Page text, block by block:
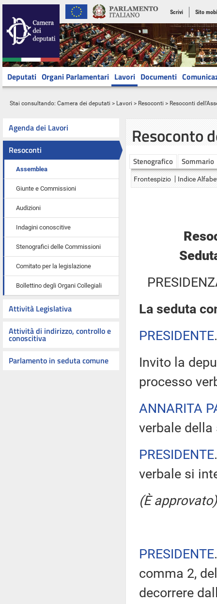
Scrivi Sito
Deputati Organi Parlamentari Lavori Documenti
Stai consultando: Camera dei deputati > Lavori > Resoconti > Resoconti
Agenda dei Lavori
Resoconti
Assemblea
Giunte e Commissioni
Audizioni
Indagini conoscitive
Stenografici delle Commissioni
Comitato per la legislazione
Bollettino degli Organi Collegiali
Attività Legislativa
Attività di indirizzo, controllo e
conoscitiva
Parlamento in seduta comune
Resoconto
Stenografico Sommario
Frontespizio Indice
La seduta
PRESIDENTE
Invito la
processo
ANNARITA
verbale
PRESIDENTE
verbale si
(È approvato)
PRESIDENTE
comma 2,
decorrere